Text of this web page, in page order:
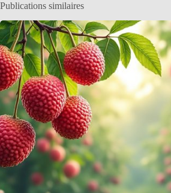
Publications similaires